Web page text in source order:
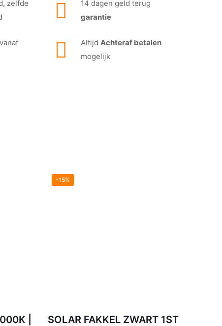
zelfde
14 dagen geld terug
garantie
Altijd Achteraf betalen
mogelijk
|
-15%
SOLAR FAKKEL ZWART 1ST